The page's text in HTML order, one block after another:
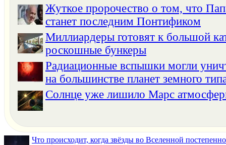
Жуткое пророчество о том, что
станет последним Понтификом
Миллиардеры готовят к большой
роскошные бункеры
Радиационные вспышки могли
на большинстве планет земного
Солнце уже лишило Марс
Что происходит, когда звёзды во Вселенной